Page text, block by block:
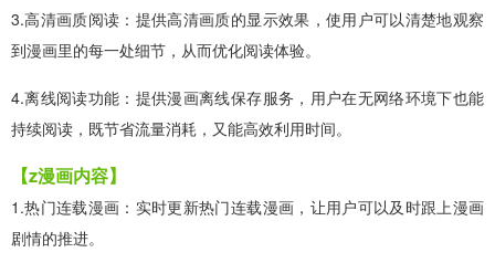
3.高清画质阅读：提供高清画质的显示效果，使用户可以清楚地观察
到漫画里的每一处细节，从而优化阅读体验。
4.离线阅读功能：提供漫画离线保存服务，用户在无网络环境下也能
持续阅读，既节省流量消耗，又能高效利用时间。
【z漫画内容】
1.热门连载漫画：实时更新热门连载漫画，让用户可以及时跟上漫画
剧情的推进。